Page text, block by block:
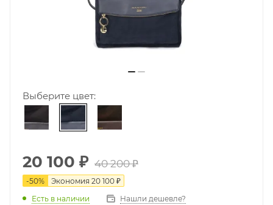
Выберите цвет:
20 100 ₽ 40 200₽
-50% Экономия 20 100 ₽
Есть в наличии
Нашли дешевле?